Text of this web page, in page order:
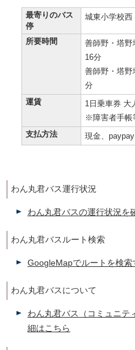
最寄りのバス
停
城東小学校西
所要時間
善師野・塔野
16分
善師野・塔野
分
運賃
1日乗車券 大
※障害者手帳
支払方法
現金、paypay
わん丸君バス運行状況
わん丸君バスの運行状況を
わん丸君バスルート検索
GoogleMapでルートを検索
わん丸君バスについて
わん丸君バス（コミュニテ
細はこちら